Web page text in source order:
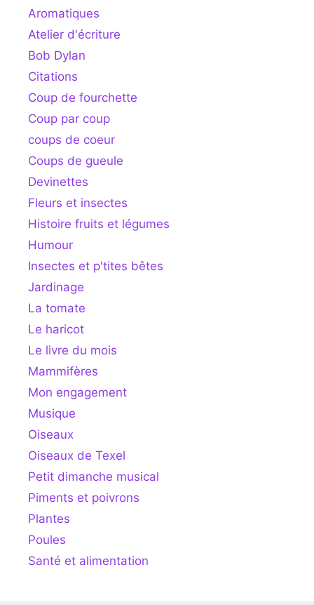
Aromatiques
Atelier d'écriture
Bob Dylan
Citations
Coup de fourchette
Coup par coup
coups de coeur
Coups de gueule
Devinettes
Fleurs et insectes
Histoire fruits et légumes
Humour
Insectes et p'tites bêtes
Jardinage
La tomate
Le haricot
Le livre du mois
Mammifères
Mon engagement
Musique
Oiseaux
Oiseaux de Texel
Petit dimanche musical
Piments et poivrons
Plantes
Poules
Santé et alimentation